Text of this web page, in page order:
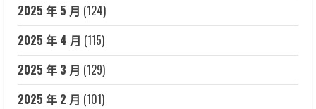
2025 年 5 月 (124)
2025 年 4 月 (115)
2025 年 3 月 (129)
2025 年 2 月 (101)